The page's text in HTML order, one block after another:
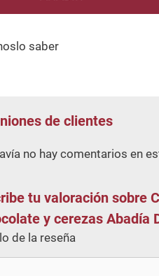
saber
de clientes
no hay comentarios en
tu valoración sobre
y cerezas Abadía
de la reseña